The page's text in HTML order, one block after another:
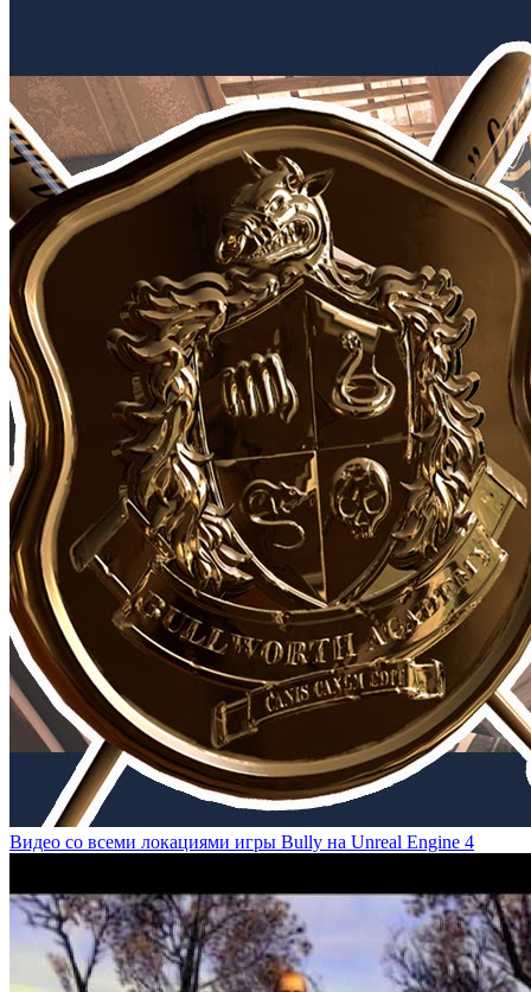
Видео со всеми локациями игры Bully на Unreal Engine 4